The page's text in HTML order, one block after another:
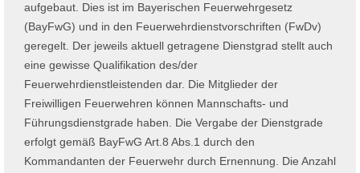
aufgebaut. Dies ist im Bayerischen Feuerwehrgesetz
(BayFwG) und in den Feuerwehrdienstvorschriften (FwDv)
geregelt. Der jeweils aktuell getragene Dienstgrad stellt auch
eine gewisse Qualifikation des/der
Feuerwehrdienstleistenden dar. Die Mitglieder der
Freiwilligen Feuerwehren können Mannschafts- und
Führungsdienstgrade haben. Die Vergabe der Dienstgrade
erfolgt gemäß BayFwG Art.8 Abs.1 durch den
Kommandanten der Feuerwehr durch Ernennung. Die Anzahl